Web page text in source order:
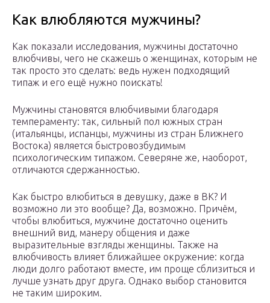
Как влюбляются мужчины?
Как показали исследования, мужчины достаточно
влюбчивы, чего не скажешь о женщинах, которым не
так просто это сделать: ведь нужен подходящий
типаж и его ещё нужно поискать!
Мужчины становятся влюбчивыми благодаря
темпераменту: так, сильный пол южных стран
(итальянцы, испанцы, мужчины из стран Ближнего
Востока) является быстровозбудимым
психологическим типажом. Северяне же, наоборот,
отличаются сдержанностью.
Как быстро влюбиться в девушку, даже в ВК? И
возможно ли это вообще? Да, возможно. Причём,
чтобы влюбиться, мужчине достаточно оценить
внешний вид, манеру общения и даже
выразительные взгляды женщины. Также на
влюбчивость влияет ближайшее окружение: когда
люди долго работают вместе, им проще сблизиться и
лучше узнать друг друга. Однако выбор становится
не таким широким.